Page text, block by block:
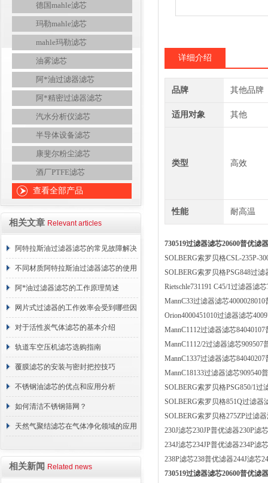
德国mahle滤芯
玛勒mahle滤芯
mahle玛勒滤芯
油雾滤芯
阿*油过滤器滤芯
阿*精密过滤器滤芯
汽水分析仪滤芯
半导体设备滤芯
康斐尔粉尘滤芯
酒厂PTFE滤芯
查看全部产品
相关文章 Relevant articles
阿特拉斯油过滤器滤芯的常见故障解决
方法介绍
不同材质阿特拉斯油过滤器滤芯的使用
周期区别介绍
阿*油过滤器滤芯的工作原理简述
网片式过滤器的工作效率会受到哪些因
素的影响？
对于活性炭气体滤芯的基本介绍
轨道车空压机滤芯选购指南
覆膜滤芯的安装与密封把控技巧
不锈钢油滤芯的优点和应用分析
如何清洁不锈钢筛网？
天然气聚结滤芯在气体净化领域的应用
相关新闻 Related news
详细介绍
品牌 其他品牌
适用对象 其他
类型 高效
性能 耐高温
730519过滤器滤芯20600普优滤器
SOLBERG索罗贝格CSL-235P-
SOLBERG索罗贝格PSG848过滤
Rietschle731191 C45/1过滤器滤芯
MannC33过滤器滤芯
Orion4000451010过滤器滤芯
MannC1112过滤器滤芯
MannC1112/2过滤器滤芯909507
MannC1337过滤器滤芯
MannC18133过滤器滤芯909540
SOLBERG索罗贝格PSG850/1过
SOLBERG索罗贝格851Q过滤器
SOLBERG索罗贝格275ZP过滤
230J滤芯230JP普优滤器230P滤
234J滤芯234JP普优滤器234P滤
238P滤芯238普优滤器244J滤芯
730519过滤器滤芯20600普优滤器